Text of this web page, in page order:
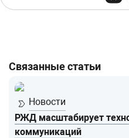
Связанные статьи
Новости
РЖД масштабирует
коммуникаций